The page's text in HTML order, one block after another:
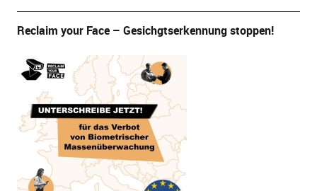
Reclaim your Face – Gesichgtserkennung stoppen!